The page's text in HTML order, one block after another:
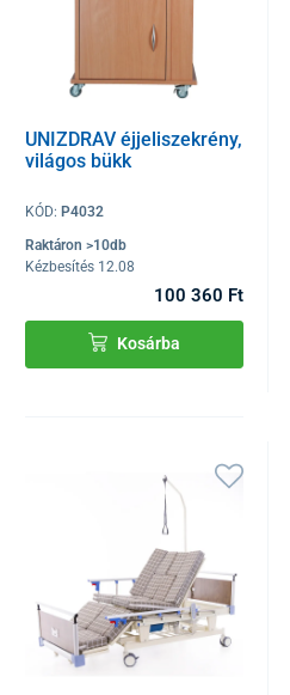
UNIZDRAV éjjeliszekrény,
világos bükk
KÓD: P4032
Raktáron >10db
Kézbesítés 12.08
100 360 Ft
Kosárba